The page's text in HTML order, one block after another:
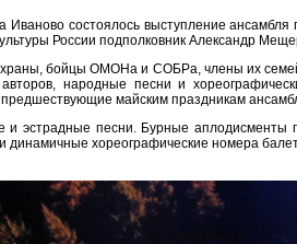
состоялось выступление ансамбля
России подполковник Александр
бойцы ОМОНа и СОБРа, члены их
народные песни и
майским праздникам
и эстрадные песни. Бурные аплодисменты
хореографические номера